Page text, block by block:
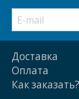
Доставка
Оплата
Как заказать?